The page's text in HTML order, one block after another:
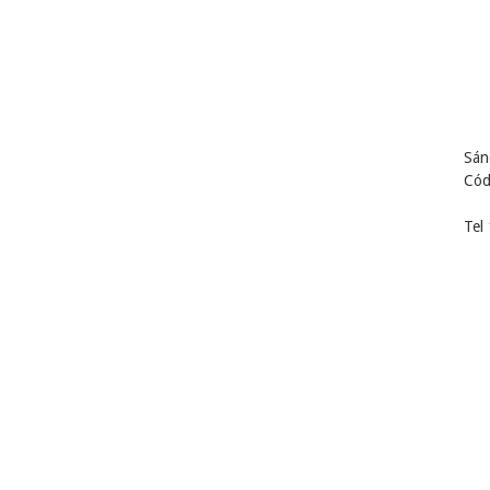
Tel